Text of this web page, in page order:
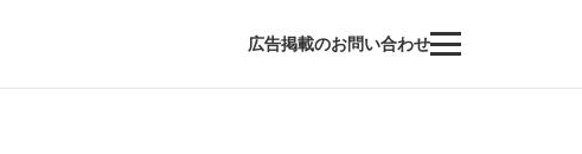
広告掲載のお問い合わせ